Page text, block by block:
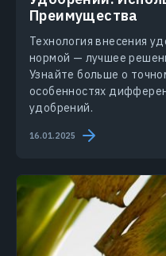
Преимущества
Технология внесения
нормой — лучшее
Узнайте больше о
особенностях
удобрений.
16.01.2025